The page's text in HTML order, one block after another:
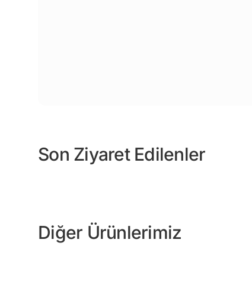
Son Ziyaret Edilenler
Diğer Ürünlerimiz